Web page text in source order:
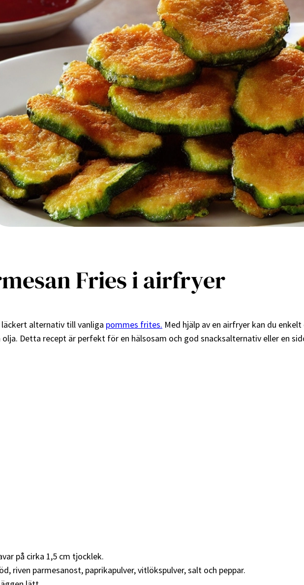
Fries i airfryer
alternativ till vanliga pommes frites. Med hjälp av en airfryer kan du
olja. Detta recept är perfekt för en hälsosam och god snacksalternativ eller en
på cirka 1,5 cm tjocklek.
riven parmesanost, paprikapulver, vitlökspulver, salt och peppar.